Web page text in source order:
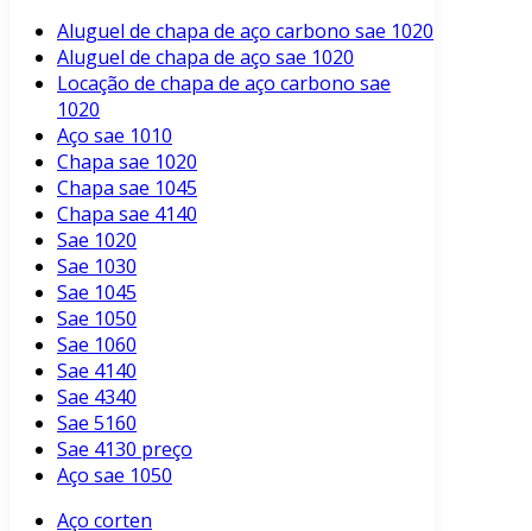
Aluguel de chapa de aço carbono sae 1020
Aluguel de chapa de aço sae 1020
Locação de chapa de aço carbono sae
1020
Aço sae 1010
Chapa sae 1020
Chapa sae 1045
Chapa sae 4140
Sae 1020
Sae 1030
Sae 1045
Sae 1050
Sae 1060
Sae 4140
Sae 4340
Sae 5160
Sae 4130 preço
Aço sae 1050
Aço corten